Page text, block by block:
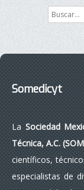
Buscar...
Somedicyt
LaSociedad
Técnica, A.C.
científicos,
especialistas de